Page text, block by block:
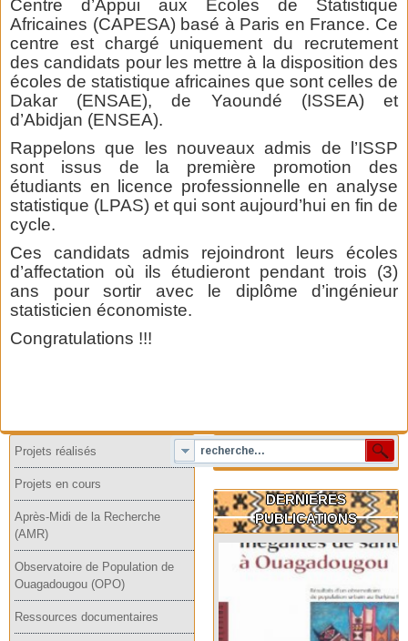
Centre d’Appui aux Ecoles de Statistique
Africaines (CAPESA) basé à Paris en France. Ce
centre est chargé uniquement du recrutement
des candidats pour les mettre à la disposition des
écoles de statistique africaines que sont celles de
Dakar (ENSAE), de Yaoundé (ISSEA) et
d’Abidjan (ENSEA).
Rappelons que les nouveaux admis de l’ISSP
sont issus de la première promotion des
étudiants en licence professionnelle en analyse
statistique (LPAS) et qui sont aujourd’hui en fin de
cycle.
Ces candidats admis rejoindront leurs écoles
d’affectation où ils étudieront pendant trois (3)
ans pour sortir avec le diplôme d’ingénieur
statisticien économiste.
Congratulations !!!
Projets réalisés
Projets en cours
Après-Midi de la Recherche
(AMR)
Observatoire de Population de
Ouagadougou (OPO)
Ressources documentaires
DERNIERES
PUBLICATIONS